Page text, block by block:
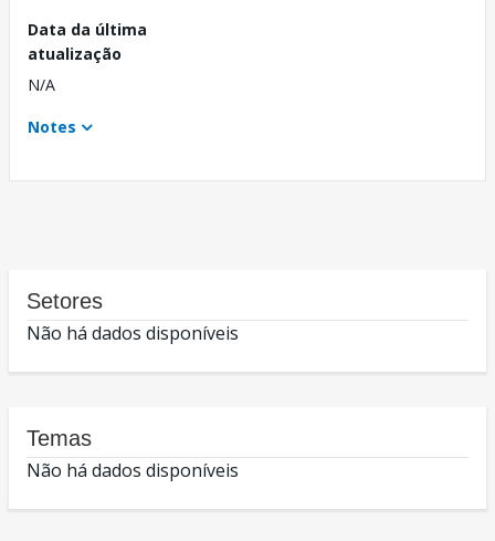
Data da última
atualização
N/A
Notes
Setores
Não há dados disponíveis
Temas
Não há dados disponíveis